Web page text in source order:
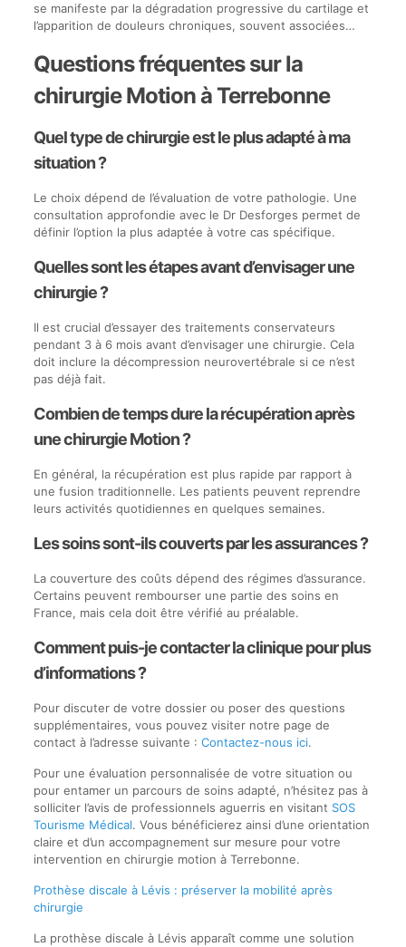
se manifeste par la dégradation progressive du cartilage et
l’apparition de douleurs chroniques, souvent associées…
Questions fréquentes sur la
chirurgie Motion à Terrebonne
Quel type de chirurgie est le plus adapté à ma
situation ?
Le choix dépend de l’évaluation de votre pathologie. Une
consultation approfondie avec le Dr Desforges permet de
définir l’option la plus adaptée à votre cas spécifique.
Quelles sont les étapes avant d’envisager une
chirurgie ?
Il est crucial d’essayer des traitements conservateurs
pendant 3 à 6 mois avant d’envisager une chirurgie. Cela
doit inclure la décompression neurovertébrale si ce n’est
pas déjà fait.
Combien de temps dure la récupération après
une chirurgie Motion ?
En général, la récupération est plus rapide par rapport à
une fusion traditionnelle. Les patients peuvent reprendre
leurs activités quotidiennes en quelques semaines.
Les soins sont-ils couverts par les assurances ?
La couverture des coûts dépend des régimes d’assurance.
Certains peuvent rembourser une partie des soins en
France, mais cela doit être vérifié au préalable.
Comment puis-je contacter la clinique pour plus
d’informations ?
Pour discuter de votre dossier ou poser des questions
supplémentaires, vous pouvez visiter notre page de
contact à l’adresse suivante : Contactez-nous ici.
Pour une évaluation personnalisée de votre situation ou
pour entamer un parcours de soins adapté, n’hésitez pas à
solliciter l’avis de professionnels aguerris en visitant SOS
Tourisme Médical. Vous bénéficierez ainsi d’une orientation
claire et d’un accompagnement sur mesure pour votre
intervention en chirurgie motion à Terrebonne.
Prothèse discale à Lévis : préserver la mobilité après
chirurgie
La prothèse discale à Lévis apparaît comme une solution